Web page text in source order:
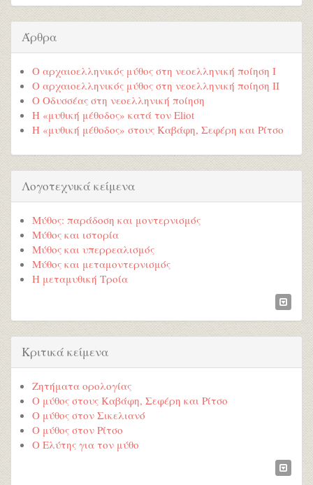
Άρθρα
Ο αρχαιοελληνικός μύθος στη νεοελληνική ποίηση Ι
Ο αρχαιοελληνικός μύθος στη νεοελληνική ποίηση ΙΙ
Ο Οδυσσέας στη νεοελληνική ποίηση
Η «μυθική μέθοδος» κατά τον Eliot
Η «μυθική μέθοδος» στους Καβάφη, Σεφέρη και Ρίτσο
Λογοτεχνικά κείμενα
Μύθος: παράδοση και μοντερνισμός
Μύθος και ιστορία
Μύθος και υπερρεαλισμός
Μύθος και μεταμοντερνισμός
Η μεταμυθική Τροία
Κριτικά κείμενα
Ζητήματα ορολογίας
Ο μύθος στους Καβάφη, Σεφέρη και Ρίτσο
Ο μύθος στον Σικελιανό
Ο μύθος στον Ρίτσο
Ο Ελύτης για τον μύθο